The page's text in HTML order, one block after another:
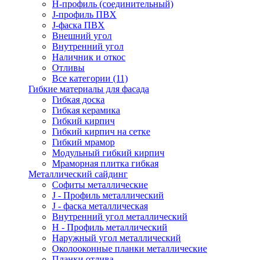
H-профиль (соединительный)
J-профиль ПВХ
J-фаска ПВХ
Внешний угол
Внутренний угол
Наличник и откос
Отливы
Все категории (11)
Гибкие материалы для фасада
Гибкая доска
Гибкая керамика
Гибкий кирпич
Гибкий кирпич на сетке
Гибкий мрамор
Модульный гибкий кирпич
Мраморная плитка гибкая
Металлический сайдинг
Cофиты металлические
J - Профиль металлический
J - фаска металлическая
Внутренний угол металлический
Н - Профиль металлический
Наружный угол металлический
Околооконные планки металлические